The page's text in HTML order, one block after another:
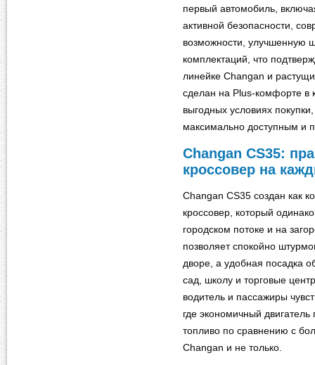
первый автомобиль,
активной безопасности,
возможности, улучшенную
комплектаций, что
линейке Changan и
сделан на Plus-комфорте в
выгодных условиях
максимально доступным и
Changan CS35:
кроссовер на
Changan CS35 создан как
кроссовер, который
городском потоке и на
позволяет спокойно
дворе, а удобная посадка
сад, школу и торговые
водитель и пассажиры
где экономичный
топливо по сравнению с
Changan и не только.